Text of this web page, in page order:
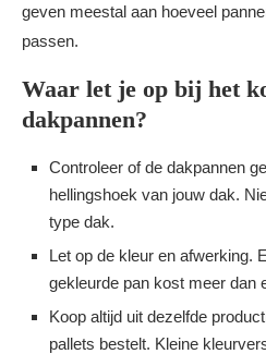
geven meestal aan hoeveel
passen.
Waar let je op bij het
dakpannen?
Controleer of de dakpannen
hellingshoek van jouw dak.
type dak.
Let op de kleur en afwerking.
gekleurde pan kost meer dan
Koop altijd uit dezelfde
pallets bestelt. Kleine